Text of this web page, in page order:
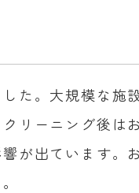
た。大規模な施
リーニング後は
が出ています。